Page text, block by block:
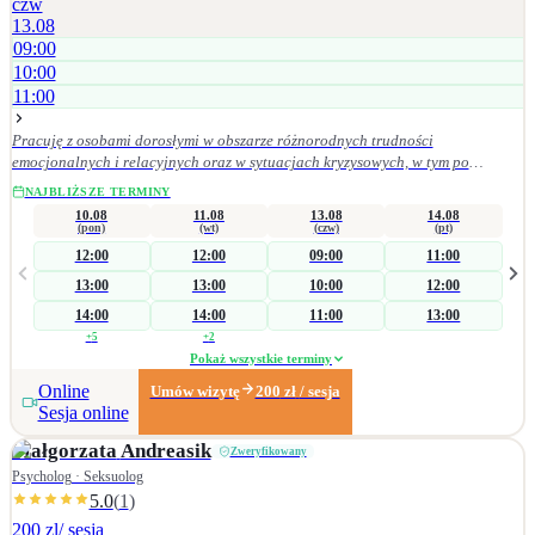
13.08
09:00
10:00
11:00
Pracuję z osobami dorosłymi w obszarze różnorodnych trudności
emocjonalnych i relacyjnych oraz w sytuacjach kryzysowych, w tym po
doświadczeniach przemocy. Wspieram w procesie odzyskiwania równowagi
rozwijaniu bardziej adaptacyjnych sposobów radzenia sobie oraz budowaniu
satysfakcjonujących relacji interpersonalnych. W praktyce zawodowej kieruję
się zasadami etyki zawodowej. Szczególne znaczenie mają dla mnie empatia,
odpowiedzialność kliniczna, poufność, szacunek oraz uważność na potrzeby
osoby zgłaszającej się po pomoc.
NAJBLIŻSZE TERMINY
10.08
(pon)
12:00
13:00
14:00
+5
11.08
(wt)
12:00
13:00
14:00
+2
13.08
(czw)
09:00
10:00
11:00
14.08
(pt)
11:00
12:00
13:00
Pokaż wszystkie terminy
Online
Sesja online
Umów wizytę 200 zł / sesja
Małgorzata Andreasik Zweryfikowany
Psycholog · Seksuolog
5.0(1)
200 zl/ sesja